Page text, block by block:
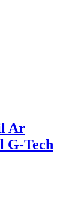
Ar
G-Tech